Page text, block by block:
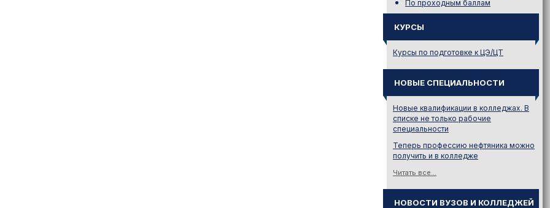
По проходным баллам
КУРСЫ
Курсы по подготовке к ЦЭ/ЦТ
НОВЫЕ СПЕЦИАЛЬНОСТИ
Новые квалификации в колледжах. В
списке не только рабочие
специальности
Теперь профессию нефтяника можно
получить и в колледже
Читать все...
НОВОСТИ ВУЗОВ И КОЛЛЕДЖЕЙ